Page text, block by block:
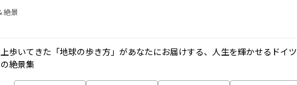
絶景
歩いてきた「地球の歩き方」があなたにお届けする、人生を輝かせるドイツ
絶景集